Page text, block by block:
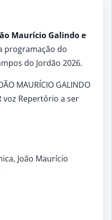
Maurício Galindo e
programação do
do Jordão 2026.
MAURÍCIO GALINDO
voz Repertório a ser
João Maurício